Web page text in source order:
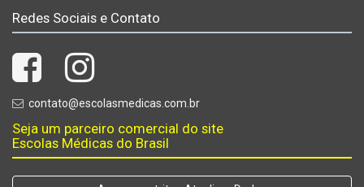
Redes Sociais e Contato
contato@escolasmedicas.com.br
Seja um parceiro comercial do site
Escolas Médicas do Brasil